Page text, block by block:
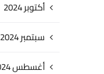
أكتوبر 2024
سبتمبر 2024
أغسطس 2024